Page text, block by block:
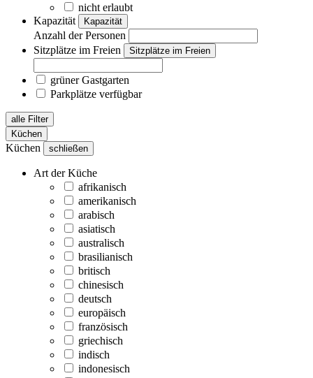
nicht erlaubt
Kapazität
Kapazität
Anzahl der Personen
Sitzplätze im Freien
Sitzplätze im Freien
grüner Gastgarten
Parkplätze verfügbar
alle Filter
Küchen
Küchen schließen
Art der Küche
afrikanisch
amerikanisch
arabisch
asiatisch
australisch
brasilianisch
britisch
chinesisch
deutsch
europäisch
französisch
griechisch
indisch
indonesisch